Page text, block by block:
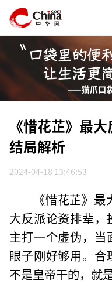
《惜花芷》最
结局解析
2024-04-18 13:46:53
《惜花芷》
大反派论资排辈，
主打一个虚伪，
眼子刚好够用。合
不是皇帝干的，就